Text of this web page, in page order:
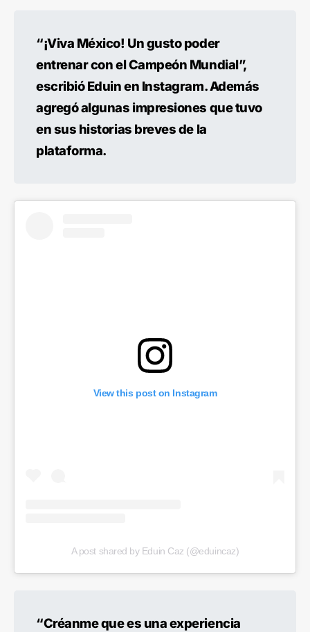
“¡Viva México! Un gusto poder
entrenar con el Campeón Mundial”,
escribió Eduin en Instagram. Además
agregó algunas impresiones que tuvo
en sus historias breves de la
plataforma.
View this post on Instagram
A post shared by Eduin Caz (@eduincaz)
“Créanme que es una experiencia